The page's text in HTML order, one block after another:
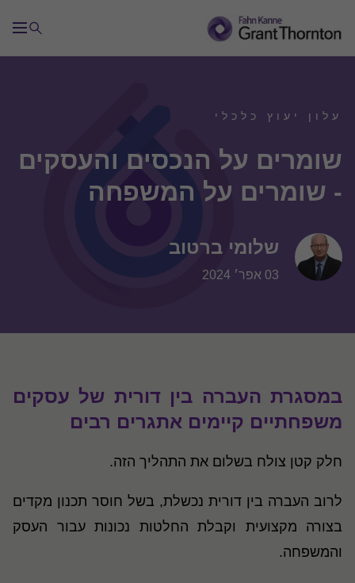
עלון יעוץ כלכלי
שומרים על הנכסים והעסקים
- שומרים על המשפחה
שלומי ברטוב
03 אפר׳ 2024
במסגרת העברה בין דורית של עסקים
משפחתיים קיימים אתגרים רבים
חלק קטן צולח בשלום את התהליך הזה.
לרוב העברה בין דורית נכשלת, בשל חוסר תכנון מקדים
בצורה מקצועית וקבלת החלטות נכונות עבור העסק
והמשפחה.